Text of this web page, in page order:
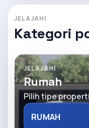
JELAJAHI
Kategori
JELAJAHI
Rumah
Pilih tipe
RUMAH